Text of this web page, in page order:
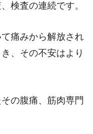
検査の連続です。
痛みから解放され
、その不安はより
の腹痛、筋肉専門